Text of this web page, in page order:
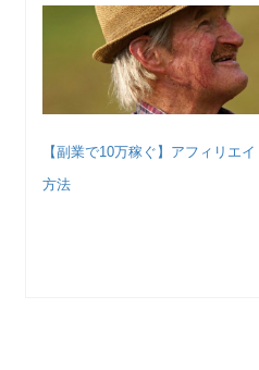
【副業で10万稼ぐ】アフィリエ
方法